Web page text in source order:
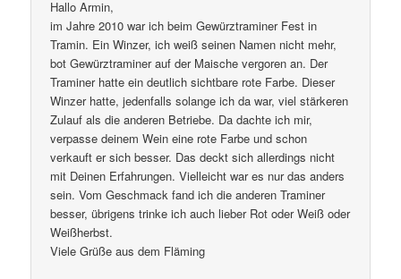
Hallo Armin,
im Jahre 2010 war ich beim Gewürztraminer Fest in
Tramin. Ein Winzer, ich weiß seinen Namen nicht mehr,
bot Gewürztraminer auf der Maische vergoren an. Der
Traminer hatte ein deutlich sichtbare rote Farbe. Dieser
Winzer hatte, jedenfalls solange ich da war, viel stärkeren
Zulauf als die anderen Betriebe. Da dachte ich mir,
verpasse deinem Wein eine rote Farbe und schon
verkauft er sich besser. Das deckt sich allerdings nicht
mit Deinen Erfahrungen. Vielleicht war es nur das anders
sein. Vom Geschmack fand ich die anderen Traminer
besser, übrigens trinke ich auch lieber Rot oder Weiß oder
Weißherbst.
Viele Grüße aus dem Fläming